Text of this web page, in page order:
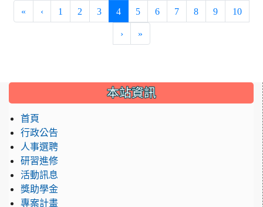
« ‹ 1 2 3 4(current)
5 6 7 8 9 10
› »
::: 本站資訊
首頁
行政公告
人事選聘
研習進修
活動訊息
獎助學金
專案計畫